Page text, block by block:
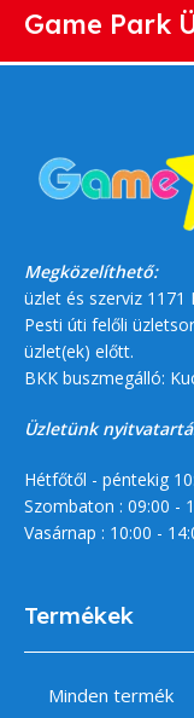
Game Park
Megközelíthető:
üzlet és szerviz 1171
Pesti úti felőli
üzlet(ek) előtt.
BKK buszmegálló:
Üzletünk
Hétfőtől - péntekig
Szombaton : 09:00 -
Vasárnap : 10:00 -
Termékek
Minden termék